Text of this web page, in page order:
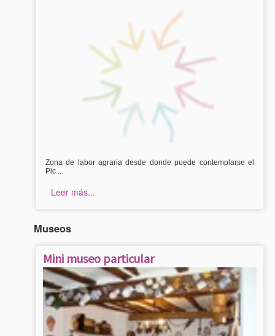
Zona de labor agraria desde donde puede contemplarse el
Pic ...
Leer más...
Museos
Mini museo particular